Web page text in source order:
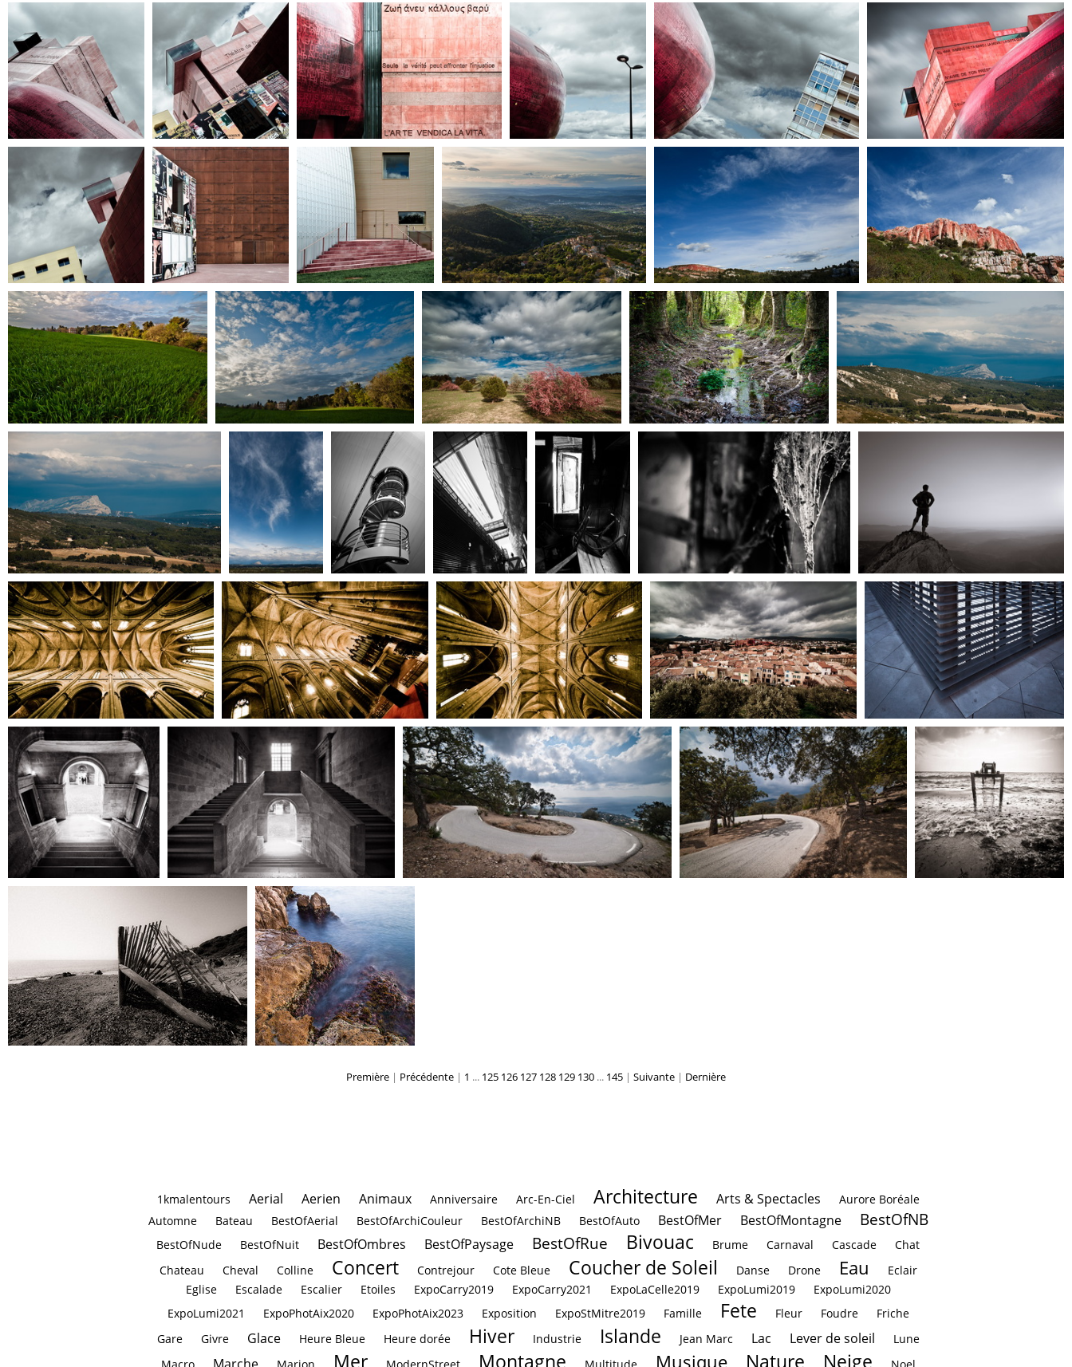
Première | Précédente | 1 ... 125 126 127 128 129 130 ... 145 | Suivante | Dernière
1kmalentours Aerial Aerien Animaux Anniversaire Arc-En-Ciel Architecture Arts & Spectacles
Aurore Boréale
Automne
Bateau BestOfAerial BestOfArchiCouleur BestOfArchiNB BestOfAuto BestOfMer BestOfMontagne BestOfNB
BestOfNude BestOfNuit BestOfOmbres BestOfPaysage BestOfRue Bivouac Brume Carnaval Cascade
Chat
Chateau
Cheval Colline Concert Contrejour Cote Bleue Coucher de Soleil Danse Drone Eau
Eclair
Eglise
Escalade Escalier Etoiles ExpoCarry2019 ExpoCarry2021 ExpoLaCelle2019 ExpoLumi2019
ExpoLumi2020
ExpoLumi2021
ExpoPhotAix2020 ExpoPhotAix2023 Exposition ExpoStMitre2019 Famille Fete Fleur Foudre
Friche
Gare
Givre Glace Heure Bleue Heure dorée Hiver Industrie Islande Jean Marc Lac Lever de soleil
Lune
Mer Montagne Musique Nature Neige